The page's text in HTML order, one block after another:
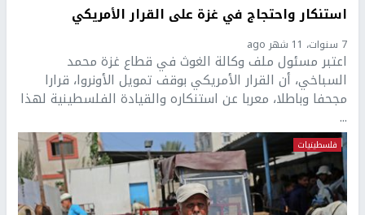
استنكار واحتجاج في غزة على القرار الأمريكي
7 سنوات، 11 شهر ago
اعتبر مسئول ملف وكالة الغوث في قطاع غزة محمد
السباخي، أن القرار الأمريكي بوقف تمويل الأونروا، قرارا
مجحفا وباطلا، معربا عن استنكاره والقيادة الفلسطينية لهذا
...
فلسطينيات